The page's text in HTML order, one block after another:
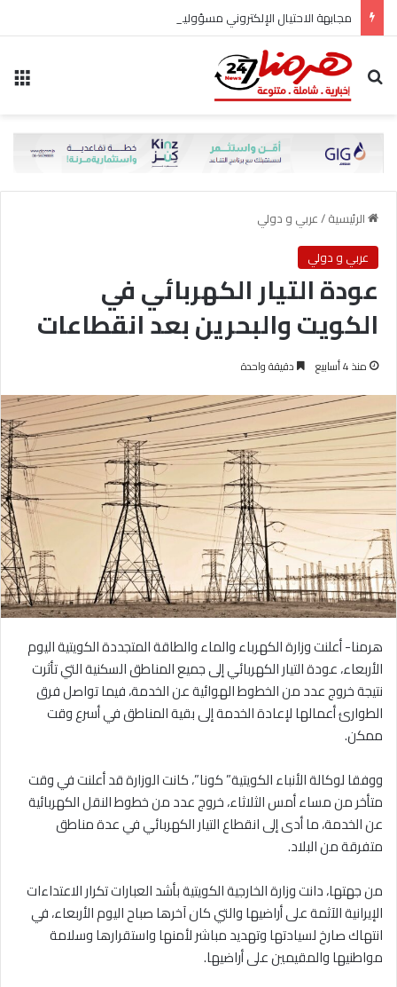
مجابهة الاحتيال الإلكتروني مسؤولية مشتركة
بحث عن
الرئيسية/عربي و دولي
عربي و دولي
عودة التيار الكهربائي في
الكويت والبحرين بعد انقطاعات
منذ 4 أسابيع دقيقة واحدة
هرمنا- أعلنت وزارة الكهرباء والماء والطاقة المتجددة الكويتية اليوم
الأربعاء، عودة التيار الكهربائي إلى جميع المناطق السكنية التي تأثرت
نتيجة خروج عدد من الخطوط الهوائية عن الخدمة، فيما تواصل فرق
الطوارئ أعمالها لإعادة الخدمة إلى بقية المناطق في أسرع وقت
ممكن.
ووفقا لوكالة الأنباء الكويتية” كونا”، كانت الوزارة قد أعلنت في وقت
متأخر من مساء أمس الثلاثاء، خروج عدد من خطوط النقل الكهربائية
عن الخدمة، ما أدى إلى انقطاع التيار الكهربائي في عدة مناطق
متفرقة من البلاد.
من جهتها، دانت وزارة الخارجية الكويتية بأشد العبارات تكرار الاعتداءات
الإيرانية الآثمة على أراضيها والتي كان آخرها صباح اليوم الأربعاء، في
انتهاك صارخ لسيادتها وتهديد مباشر لأمنها واستقرارها وسلامة
مواطنيها والمقيمين على أراضيها.